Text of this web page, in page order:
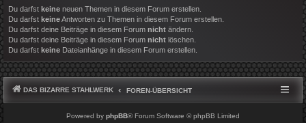
Du darfst keine neuen Themen in diesem Forum erstellen.
Du darfst keineAntworten zu Themen in diesem Forum erstellen.
Du darfst deine Beiträge in diesem Forum nicht ändern.
Du darfst deine Beiträge in diesem Forum nicht löschen.
Du darfst keine Dateianhänge in diesem Forum erstellen.
DAS BIZARRE STAHLWERK FOREN-ÜBERSICHT
Powered by phpBB® Forum Software © phpBB Limited